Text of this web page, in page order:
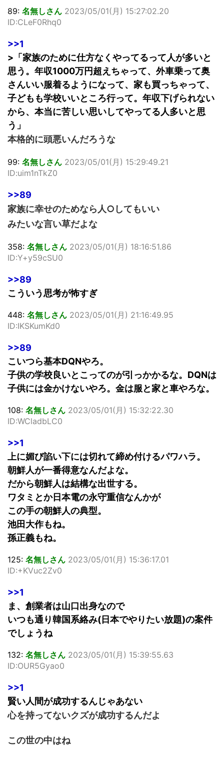
89: 名無しさん 2023/05/01(月) 15:27:02.20
ID:CLeF0Rhq0
>>1
>「家族のために仕方なくやってるって人が多いと
思う。年収1000万円超えちゃって、外車乗って奥
さんいい服着るようになって、家も買っちゃって、
子どもも学校いいところ行って。年収下げられない
から、本当に苦しい思いしてやってる人多いと思
う」
本格的に頭悪いんだろうな
99: 名無しさん 2023/05/01(月) 15:29:49.21
ID:uim1nTkZ0
>>89
家族に幸せのためなら人○してもいい
みたいな言い草だよな
358: 名無しさん 2023/05/01(月) 18:16:51.86
ID:Y+y59cSU0
>>89
こういう思考が怖すぎ
448: 名無しさん 2023/05/01(月) 21:16:49.95
ID:IKSKumKd0
>>89
こいつら基本DQNやろ。
子供の学校良いとこってのが引っかかるな。DQNは
子供には金かけないやろ。金は服と家と車やろな。
108: 名無しさん 2023/05/01(月) 15:32:22.30
ID:WCladbLC0
>>1
上に媚び諂い下には切れて締め付けるパワハラ。
朝鮮人が一番得意なんだよな。
だから朝鮮人は結構な出世する。
ワタミとか日本電の永守重信なんかが
この手の朝鮮人の典型。
池田大作もね。
孫正義もね。
125: 名無しさん 2023/05/01(月) 15:36:17.01
ID:+KVuc2Zv0
>>1
ま、創業者は山口出身なので
いつも通り韓国系絡み(日本でやりたい放題)の案件
でしょうね
132: 名無しさん 2023/05/01(月) 15:39:55.63
ID:OUR5Gyao0
>>1
賢い人間が成功するんじゃあない
心を持ってないクズが成功するんだよ
この世の中はね